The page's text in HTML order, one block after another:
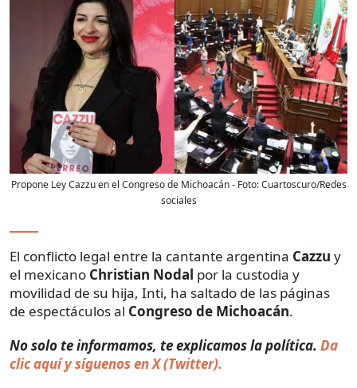
Propone Ley Cazzu en el Congreso de Michoacán- Foto:Cuartoscuro/Redes
sociales
El conflicto legal entre la cantante argentina Cazzu y
el mexicano Christian Nodal por la custodia y
movilidad de su hija, Inti, ha saltado de las páginas
de espectáculos al Congreso de Michoacán.
No solo te informamos, te explicamos la política. Da
clic aquí y síguenos en X (Twitter).